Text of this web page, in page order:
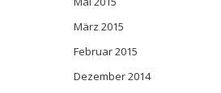
März 2015
Februar 2015
Dezember 2014